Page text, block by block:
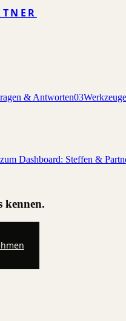
& Antworten03Werkzeuge
Dashboard: Steffen &
kennen.